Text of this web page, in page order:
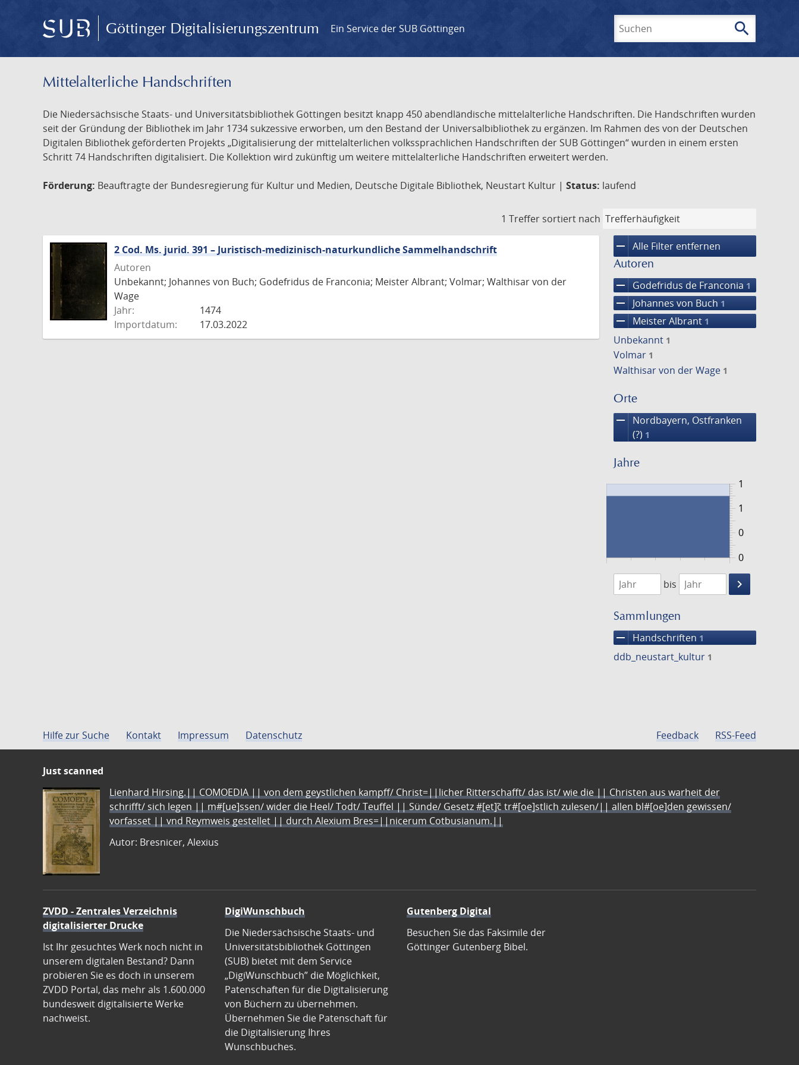
Göttinger Digitalisierungszentrum Ein Service der SUB Göttingen search
Mittelalterliche Handschriften
Die Niedersächsische Staats- und Universitätsbibliothek Göttingen besitzt knapp 450 abendländische mittelalterliche Handschriften. Die Handschriften wurden
seit der Gründung der Bibliothek im Jahr 1734 sukzessive erworben, um den Bestand der Universalbibliothek zu ergänzen. Im Rahmen des von der Deutschen
Digitalen Bibliothek geförderten Projekts „Digitalisierung der mittelalterlichen volkssprachlichen Handschriften der SUB Göttingen“ wurden in einem ersten
Schritt 74 Handschriften digitalisiert. Die Kollektion wird zukünftig um weitere mittelalterliche Handschriften erweitert werden.
Förderung: Beauftragte der Bundesregierung für Kultur und Medien, Deutsche Digitale Bibliothek, Neustart Kultur | Status: laufend
1 Treffer sortiert nach
remove Alle Filter entfernen
Autoren
remove Godefridus de Franconia 1
remove Johannes von Buch 1
remove Meister Albrant 1
Unbekannt 1
Volmar 1
Walthisar von der Wage 1
Orte
remove
Nordbayern, Ostfranken
(?) 1
Jahre
0
1
0
1
1474
1475
bis
keyboard_arrow_right
Suche
Sammlungen
remove Handschriften 1
ddb_neustart_kultur 1
2 Cod. Ms. jurid. 391 – Juristisch-medizinisch-naturkundliche Sammelhandschrift
Autoren
Unbekannt; Johannes von Buch; Godefridus de Franconia; Meister Albrant; Volmar; Walthisar von der
Wage
Jahr:
1474
Importdatum:
17.03.2022
Hilfe zur Suche Kontakt Impressum Datenschutz Feedback RSS-Feed
Just scanned
Lienhard Hirsing.|| COMOEDIA || von dem geystlichen kampff/ Christ=||licher Ritterschafft/ das ist/ wie die || Christen aus warheit der
schrifft/ sich legen || m#[ue]ssen/ wider die Heel/ Todt/ Teuffel || Sünde/ Gesetz #[et]c̃ tr#[oe]stlich zulesen/|| allen bl#[oe]den gewissen/
vorfasset || vnd Reymweis gestellet || durch Alexium Bres=||nicerum Cotbusianum.||
Autor: Bresnicer, Alexius
ZVDD - Zentrales Verzeichnis
digitalisierter Drucke
Ist Ihr gesuchtes Werk noch nicht in
unserem digitalen Bestand? Dann
probieren Sie es doch in unserem
ZVDD Portal, das mehr als 1.600.000
bundesweit digitalisierte Werke
nachweist.
DigiWunschbuch
Die Niedersächsische Staats- und
Universitätsbibliothek Göttingen
(SUB) bietet mit dem Service
„DigiWunschbuch” die Möglichkeit,
Patenschaften für die Digitalisierung
von Büchern zu übernehmen.
Übernehmen Sie die Patenschaft für
die Digitalisierung Ihres
Wunschbuches.
Gutenberg Digital
Besuchen Sie das Faksimile der
Göttinger Gutenberg Bibel.